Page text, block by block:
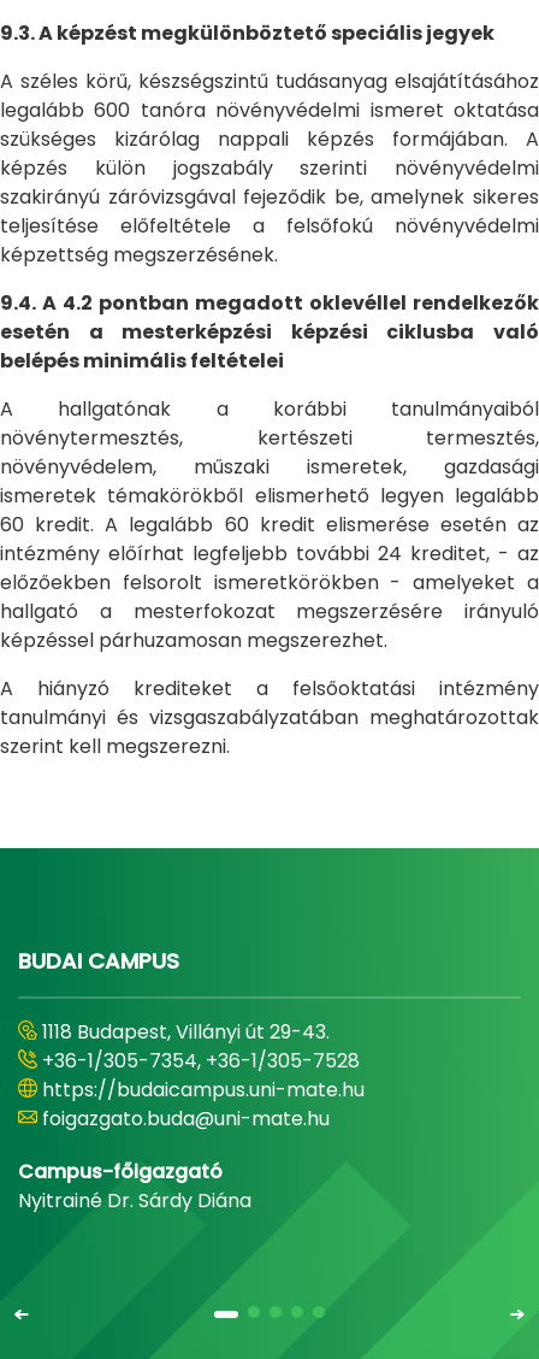
9.3. A képzést megkülönböztető speciális jegyek
A széles körű, készségszintű tudásanyag elsajátításához
legalább 600 tanóra növényvédelmi ismeret oktatása
szükséges kizárólag nappali képzés formájában. A
képzés külön jogszabály szerinti növényvédelmi
szakirányú záróvizsgával fejeződik be, amelynek sikeres
teljesítése előfeltétele a felsőfokú növényvédelmi
képzettség megszerzésének.
9.4. A 4.2 pontban megadott oklevéllel rendelkezők
esetén a mesterképzési képzési ciklusba való
belépés minimális feltételei
A hallgatónak a korábbi tanulmányaiból
növénytermesztés, kertészeti termesztés,
növényvédelem, műszaki ismeretek, gazdasági
ismeretek témakörökből elismerhető legyen legalább
60 kredit. A legalább 60 kredit elismerése esetén az
intézmény előírhat legfeljebb további 24 kreditet, - az
előzőekben felsorolt ismeretkörökben - amelyeket a
hallgató a mesterfokozat megszerzésére irányuló
képzéssel párhuzamosan megszerezhet.
A hiányzó krediteket a felsőoktatási intézmény
tanulmányi és vizsgaszabályzatában meghatározottak
szerint kell megszerezni.
BUDAI CAMPUS
1118 Budapest, Villányi út 29-43.
+36-1/305-7354, +36-1/305-7528
https://budaicampus.uni-mate.hu
foigazgato.buda@uni-mate.hu
Campus-főigazgató
Nyitrainé Dr. Sárdy Diána